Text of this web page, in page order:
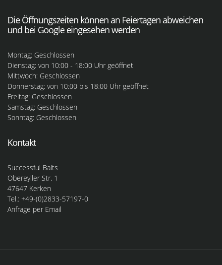
Die Öffnungszeiten können an Feiertagen abweichen
und bei Google eingesehen werden
Montag: Geschlossen
Dienstag: von 10:00 - 18:00 Uhr geöffnet
Mittwoch: Geschlossen
Donnerstag: von 10:00 bis 18:00 Uhr geöffnet
Freitag: Geschlossen
Samstag: Geschlossen
Sonntag: Geschlossen
Kontakt
Successful Baits
Obereyller Str. 1
47647 Kerken
Tel.: +49-(0)2833-57197-0
Anfrage per Email